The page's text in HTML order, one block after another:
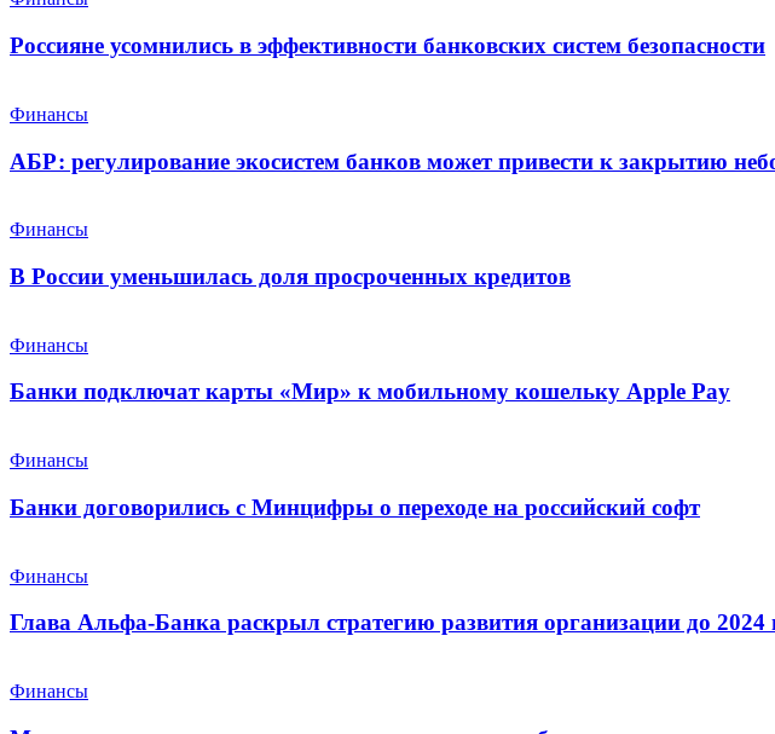
Россияне усомнились в эффективности банковских систем безопасности
Финансы
АБР: регулирование экосистем банков может привести к закрытию
Финансы
В России уменьшилась доля просроченных кредитов
Финансы
Банки подключат карты «Мир» к мобильному кошельку Apple Pay
Финансы
Банки договорились с Минцифры о переходе на российский софт
Финансы
Глава Альфа-Банка раскрыл стратегию развития организации до 2024
Финансы